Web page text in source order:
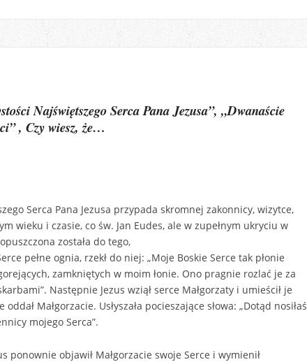
Najświętszego Serca Pana Jezusa”, „Dwanaście
, Czy wiesz, że…
Serca Pana Jezusa przypada skromnej zakonnicy, wizytce,
wieku i czasie, co św. Jan Eudes, ale w zupełnym ukryciu w
została do tego,
pełne ognia, rzekł do niej: „Moje Boskie Serce tak płonie
zamkniętych w moim łonie. Ono pragnie rozlać je za
Następnie Jezus wziął serce Małgorzaty i umieścił je
Małgorzacie. Usłyszała pocieszające słowa: „Dotąd nosiłaś
mojego Serca”.
ponownie objawił Małgorzacie swoje Serce i wymienił